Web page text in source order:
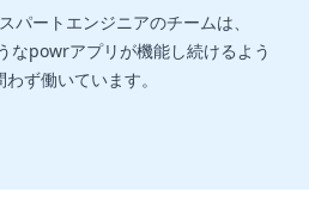
パートエンジニアのチームは、
powrアプリが機能し続けるよう
ず働いています。